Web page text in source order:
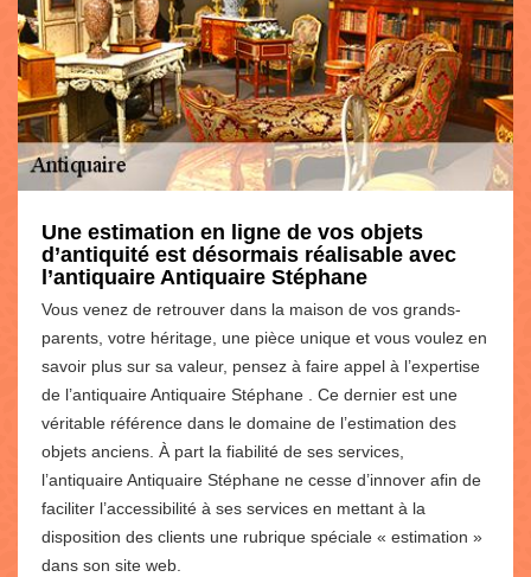
Une estimation en ligne de vos objets
d’antiquité est désormais réalisable avec
l’antiquaire Antiquaire Stéphane
Vous venez de retrouver dans la maison de vos grands-
parents, votre héritage, une pièce unique et vous voulez en
savoir plus sur sa valeur, pensez à faire appel à l’expertise
de l’antiquaire Antiquaire Stéphane . Ce dernier est une
véritable référence dans le domaine de l’estimation des
objets anciens. À part la fiabilité de ses services,
l’antiquaire Antiquaire Stéphane ne cesse d’innover afin de
faciliter l’accessibilité à ses services en mettant à la
disposition des clients une rubrique spéciale « estimation »
dans son site web.